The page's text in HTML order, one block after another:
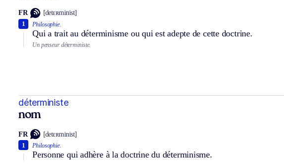
FR [detɛʀminist]
Philosophie.
Qui a trait au déterminisme ou qui est adepte de cette doctrine.
1
Un penseur déterministe.
déterministe
nom
FR [detɛʀminist]
Philosophie.
Personne qui adhère à la doctrine du déterminisme.
1